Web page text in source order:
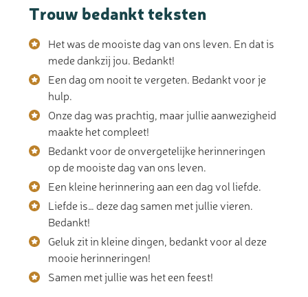
Trouw bedankt teksten
Het was de mooiste dag van ons leven. En dat is
mede dankzij jou. Bedankt!
Een dag om nooit te vergeten. Bedankt voor je
hulp.
Onze dag was prachtig, maar jullie aanwezigheid
maakte het compleet!
Bedankt voor de onvergetelijke herinneringen
op de mooiste dag van ons leven.
Een kleine herinnering aan een dag vol liefde.
Liefde is… deze dag samen met jullie vieren.
Bedankt!
Geluk zit in kleine dingen, bedankt voor al deze
mooie herinneringen!
Samen met jullie was het een feest!